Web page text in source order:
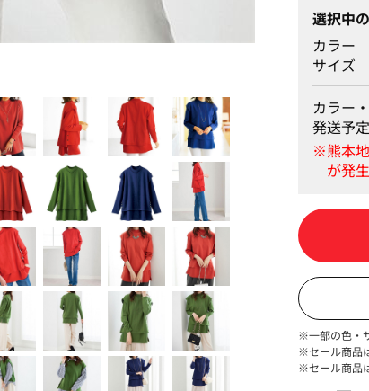
選択中
カラー
サイズ
カラー
発送予
※一部の色・
※セール商品
※セール商品